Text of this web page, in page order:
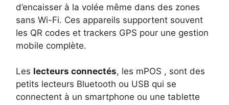
d’encaisser à la volée même dans des zones
sans Wi-Fi. Ces appareils supportent souvent
les QR codes et trackers GPS pour une gestion
mobile complète.
Les lecteurs connectés, les mPOS , sont des
petits lecteurs Bluetooth ou USB qui se
connectent à un smartphone ou une tablette